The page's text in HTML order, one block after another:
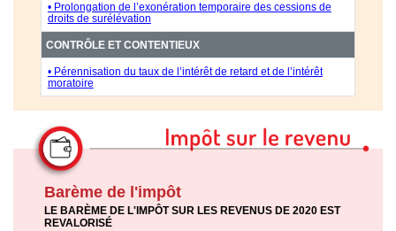
• Prolongation de l’exonération temporaire des cessions de
droits de surélévation
CONTRÔLE ET CONTENTIEUX
• Pérennisation du taux de l’intérêt de retard et de l’intérêt
moratoire
Barème de l'impôt
LE BARÈME DE L'IMPÔT SUR LES REVENUS DE 2020 EST
REVALORISÉ